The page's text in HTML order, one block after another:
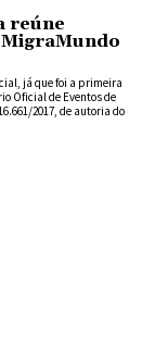
reúne
já que foi a primeira
Oficial de Eventos de
2017, de autoria do